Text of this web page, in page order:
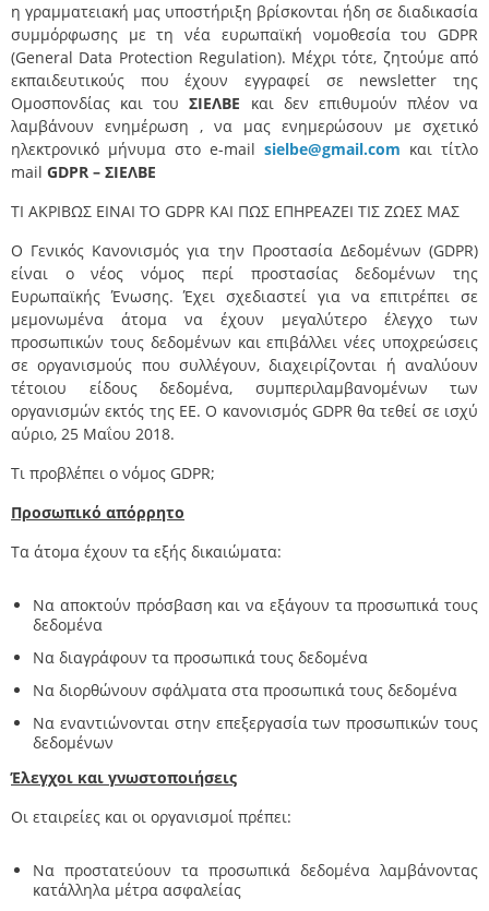
η γραμματειακή μας υποστήριξη βρίσκονται ήδη σε διαδικασία
συμμόρφωσης με τη νέα ευρωπαϊκή νομοθεσία του GDPR
(General Data Protection Regulation). Μέχρι τότε, ζητούμε από
εκπαιδευτικούς που έχουν εγγραφεί σε newsletter της
Ομοσπονδίας και τουΣΙΕΛΒΕ και δεν επιθυμούν πλέον να
λαμβάνουν ενημέρωση , να μας ενημερώσουν με σχετικό
ηλεκτρονικό μήνυμα στο e-mail sielbe@gmail.com και τίτλο
mail GDPR – ΣΙΕΛΒΕ
TI ΑΚΡΙΒΩΣ ΕΙΝΑΙ ΤΟ GDPR ΚΑΙ ΠΩΣ ΕΠΗΡΕΑΖΕΙ ΤΙΣ ΖΩΕΣ ΜΑΣ
Ο Γενικός Κανονισμός για την Προστασία Δεδομένων (GDPR)
είναι ο νέος νόμος περί προστασίας δεδομένων της
Ευρωπαϊκής Ένωσης. Έχει σχεδιαστεί για να επιτρέπει σε
μεμονωμένα άτομα να έχουν μεγαλύτερο έλεγχο των
προσωπικών τους δεδομένων και επιβάλλει νέες υποχρεώσεις
σε οργανισμούς που συλλέγουν, διαχειρίζονται ή αναλύουν
τέτοιου είδους δεδομένα, συμπεριλαμβανομένων των
οργανισμών εκτός της ΕΕ. Ο κανονισμός GDPR θα τεθεί σε ισχύ
αύριο, 25 Μαΐου 2018.
Τι προβλέπει ο νόμος GDPR;
Προσωπικό απόρρητο
Τα άτομα έχουν τα εξής δικαιώματα:
Να αποκτούν πρόσβαση και να εξάγουν τα προσωπικά τους
δεδομένα
Να διαγράφουν τα προσωπικά τους δεδομένα
Να διορθώνουν σφάλματα στα προσωπικά τους δεδομένα
Να εναντιώνονται στην επεξεργασία των προσωπικών τους
δεδομένων
Έλεγχοι και γνωστοποιήσεις
Οι εταιρείες και οι οργανισμοί πρέπει:
Να προστατεύουν τα προσωπικά δεδομένα λαμβάνοντας
κατάλληλα μέτρα ασφαλείας